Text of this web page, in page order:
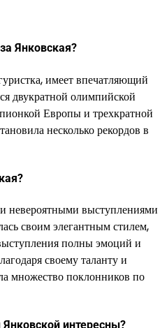
Янковская?
имеет впечатляющий
двукратной олимпийской
Европы и трехкратной
несколько рекордов в
невероятными выступлениями
своим элегантным стилем,
полны эмоций и
своему таланту и
множество поклонников по
интересны?